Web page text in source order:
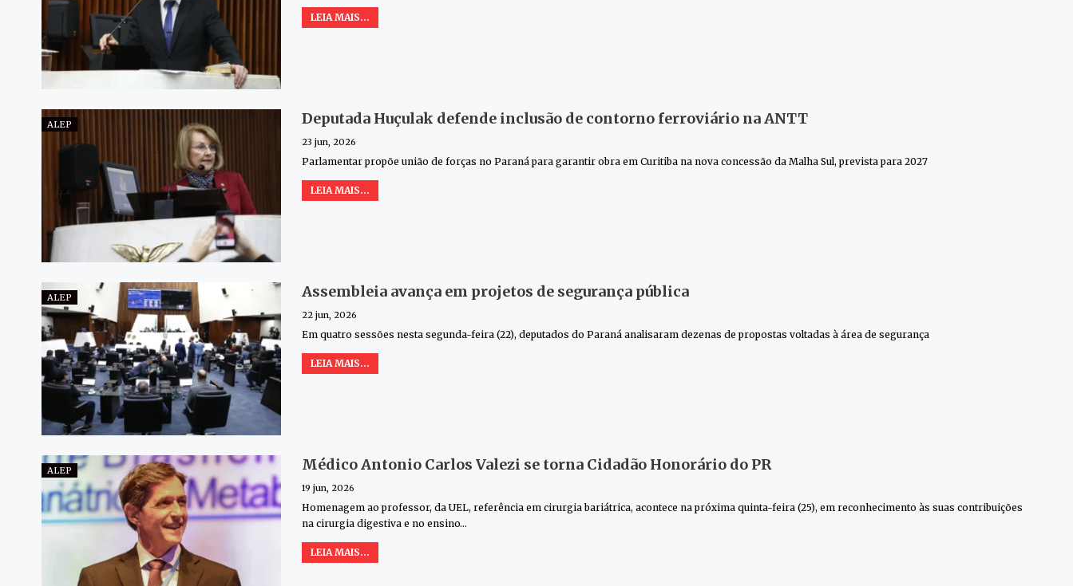
LEIA MAIS...
ALEP Deputada Huçulak defende inclusão de contorno ferroviário na ANTT
23 jun, 2026
Parlamentar propõe união de forças no Paraná para garantir obra em Curitiba na nova concessão da Malha Sul, prevista para 2027
LEIA MAIS...
ALEP Assembleia avança em projetos de segurança pública
22 jun, 2026
Em quatro sessões nesta segunda-feira (22), deputados do Paraná analisaram dezenas de propostas voltadas à área de segurança
LEIA MAIS...
ALEP Médico Antonio Carlos Valezi se torna Cidadão Honorário do PR
19 jun, 2026
Homenagem ao professor, da UEL, referência em cirurgia bariátrica, acontece na próxima quinta-feira (25), em reconhecimento às suas contribuições
na cirurgia digestiva e no ensino…
LEIA MAIS...